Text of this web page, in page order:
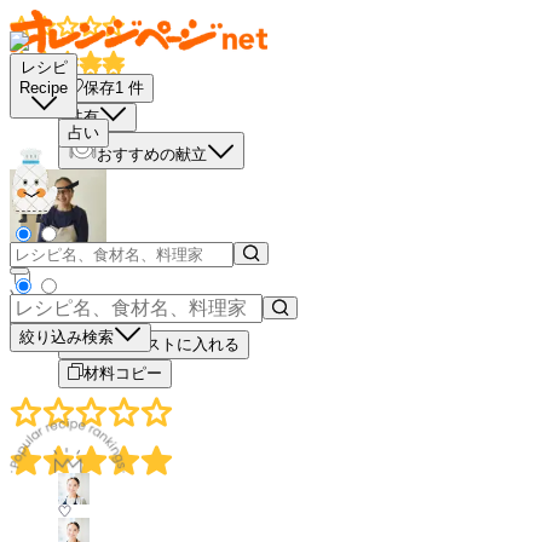
レシピ
Recipe
占い
絞り込み検索
保存1 件
共有
おすすめの献立
－
＋
買い物リストに入れる
材料コピー